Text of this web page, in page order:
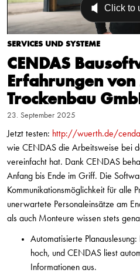
SERVICES UND SYSTEME
CENDAS
Erfahrungen von
Trockenbau
23. September 2025
Jetzt testen: http://wuerth.de/
wie CENDAS die Arbeitsweise bei
vereinfacht hat. Dank CENDAS
Anfang bis Ende im Griff. Die
Kommunikationsmöglichkeit für alle
unerwartete Personaleinsätze am
als auch Monteure wissen stets
Automatisierte
hoch, und CENDAS liest
Informationen aus.